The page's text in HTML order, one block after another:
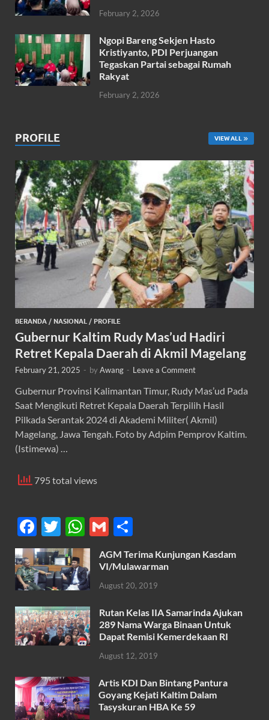
February 2, 2026
Ngopi Bareng Sekjen Hasto
Kristiyanto, PDI Perjuangan
Tegaskan Partai sebagai Rumah
Rakyat
February 2, 2026
PROFILE VIEW ALL
BERANDA / NASIONAL / PROFILE
Gubernur Kaltim Rudy Mas’ud Hadiri
Retret Kepala Daerah di Akmil Magelang
February 21, 2025 - byAwang - Leave a Comment
Gubernur Provinsi Kalimantan Timur, Rudy Mas’ud Pada
Saat Mengikuti Retret Kepala Daerah Terpilih Hasil
Pilkada Serantak 2024 di Akademi Militer( Akmil)
Magelang, Jawa Tengah. Foto by Adpim Pemprov Kaltim.
(Istimewa) …
795 total views
F
ac
e
b
o
o
k
T
w
itt
er
W
h
at
s
A
p
p
G
m
ail
h
ar
e
AGM Terima Kunjungan Kasdam
VI/Mulawarman
August 20, 2019
Rutan Kelas IIA Samarinda Ajukan
289 Nama Warga Binaan Untuk
Dapat Remisi Kemerdekaan RI
August 12, 2019
Artis KDI Dan Bintang Pantura
Goyang Kejati Kaltim Dalam
Tasyskuran HBA Ke 59